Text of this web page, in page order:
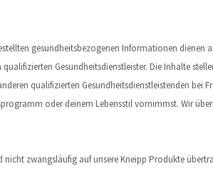
gesundheitsbezogenen Informationen
Gesundheitsdienstleister. Die Inhalte
qualifizierten Gesundheitsdienstleistenden
oder deinem Lebensstil vornimmst. Wir
nicht zwangsläufig auf unsere Kneipp Produkte